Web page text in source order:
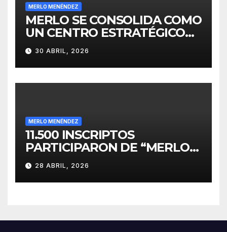
MERLO MENÉNDEZ
MERLO SE CONSOLIDA COMO
UN CENTRO ESTRATÉGICO
PARA EL DESARROLLO DE
INVERSIONES
30 ABRIL, 2026
MERLO MENÉNDEZ
11.500 INSCRIPTOS
PARTICIPARON DE “MERLO
CORRE POR MALVINAS”
28 ABRIL, 2026